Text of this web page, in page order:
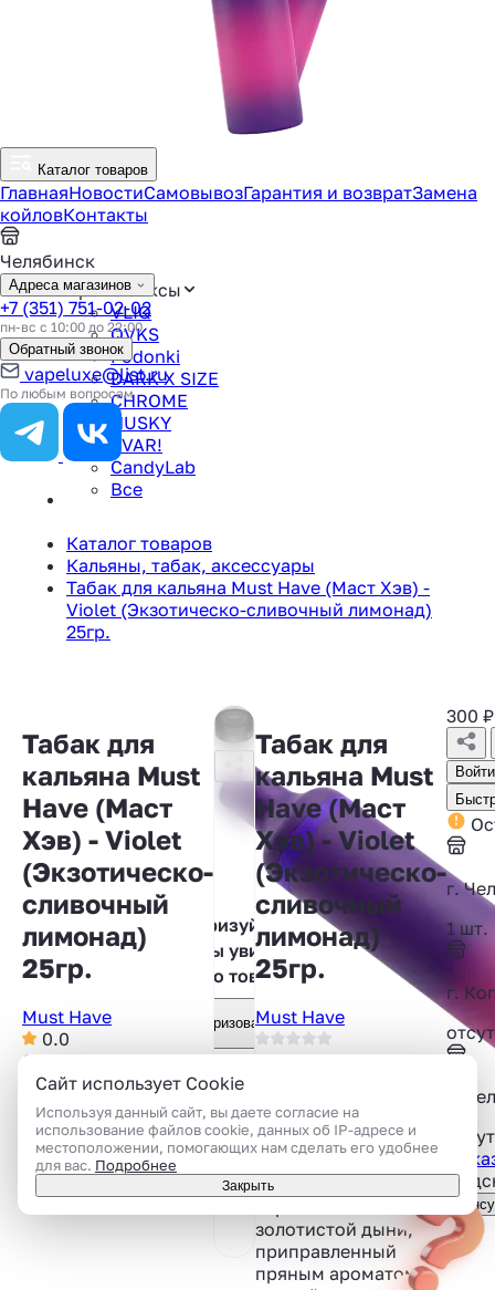
Аромамиксы
VLIQ
QVKS
Podonki
DARK X SIZE
CHROME
HUSKY
TVAR!
CandyLab
Все
Каталог товаров
ГлавнаяНовостиСамовывозГарантия и возвратЗамена
койловКонтакты
Челябинск
Адреса магазинов
+7 (351) 751-02-02
пн-вс с 10:00 до 22:00
Обратный звонок
vapeluxe@list.ru
По любым вопросам
Каталог товаров
Кальяны, табак, аксессуары
Табак для кальяна Must Have (Маст Хэв) -
Violet (Экзотическо-сливочный лимонад)
25гр.
Табак для
кальяна Must
Have (Маст
Хэв) - Violet
(Экзотическо-
сливочный
лимонад)
25гр.
Must Have
0.0
0 отзывов
Артикул: 96680019
Авторизуйтесь,
чтобы увидеть
фото товара
Авторизоваться
Табак для
кальяна Must
Have (Маст
Хэв) - Violet
(Экзотическо-
сливочный
лимонад)
25гр.
Must Have
0 отзывов
Экзотический
сливочный шейк с
нежным вкусом
золотистой дыни,
приправленный
пряным ароматом
300 ₽
Войти
г.
1 шт.
г.
г.
Сайт использует Cookie
Используя данный сайт, вы даете согласие на
использование файлов cookie, данных об IP-адресе и
местоположении, помогающих нам сделать его удобнее
для вас. Подробнее
Закрыть